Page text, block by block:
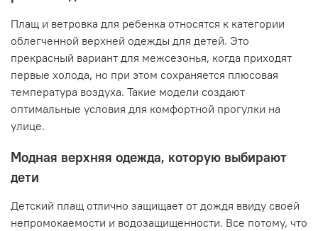
Плащ и ветровка для ребенка относятся к категории
облегченной верхней одежды для детей. Это
прекрасный вариант для межсезонья, когда приходят
первые холода, но при этом сохраняется плюсовая
температура воздуха. Такие модели создают
оптимальные условия для комфортной прогулки на
улице.
Модная верхняя одежда, которую выбирают
дети
Детский плащ отлично защищает от дождя ввиду своей
непромокаемости и водозащищенности. Все потому, что